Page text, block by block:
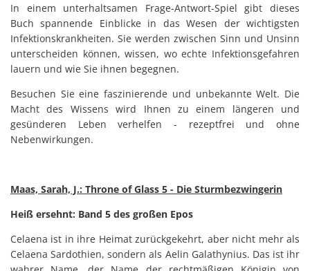
In einem unterhaltsamen Frage-Antwort-Spiel gibt dieses
Buch spannende Einblicke in das Wesen der wichtigsten
Infektionskrankheiten. Sie werden zwischen Sinn und Unsinn
unterscheiden können, wissen, wo echte Infektionsgefahren
lauern und wie Sie ihnen begegnen.
Besuchen Sie eine faszinierende und unbekannte Welt. Die
Macht des Wissens wird Ihnen zu einem längeren und
gesünderen Leben verhelfen - rezeptfrei und ohne
Nebenwirkungen.
Maas, Sarah, J.: Throne of Glass 5 - Die Sturmbezwingerin
Heiß ersehnt: Band 5 des großen Epos
Celaena ist in ihre Heimat zurückgekehrt, aber nicht mehr als
Celaena Sardothien, sondern als Aelin Galathynius. Das ist ihr